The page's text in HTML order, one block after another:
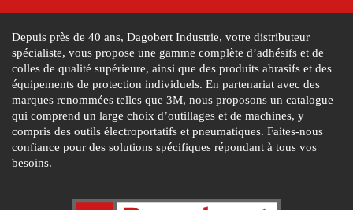
Depuis près de 40 ans, Dagobert Industrie, votre distributeur
spécialiste, vous propose une gamme complète d’adhésifs et de
colles de qualité supérieure, ainsi que des produits abrasifs et des
équipements de protection individuels. En partenariat avec des
marques renommées telles que 3M, nous proposons un catalogue
qui comprend un large choix d’outillages et de machines, y
compris des outils électroportatifs et pneumatiques. Faites-nous
confiance pour des solutions spécifiques répondant à tous vos
besoins.